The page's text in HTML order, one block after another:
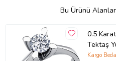
Bu Ürünü Alanlar
0.5
Tektaş
wsr115
Kargo